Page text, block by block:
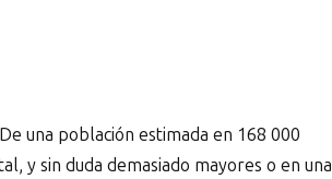
una población estimada en 168 000
y sin duda demasiado mayores o en una